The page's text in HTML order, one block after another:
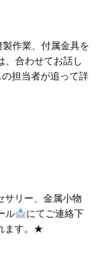
製作業、付属金具を
、合わせてお話し
担当者が追って詳
リー、金属小物
ル
にてご連絡下
ます。★